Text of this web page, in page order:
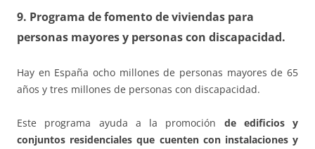
9. Programa de fomento de viviendas para
personas mayores y personas con discapacidad.
Hay en España ocho millones de personas mayores de 65
años y tres millones de personas con discapacidad.
Este programa ayuda a la promoción de edificios y
conjuntos residenciales que cuenten con instalaciones y